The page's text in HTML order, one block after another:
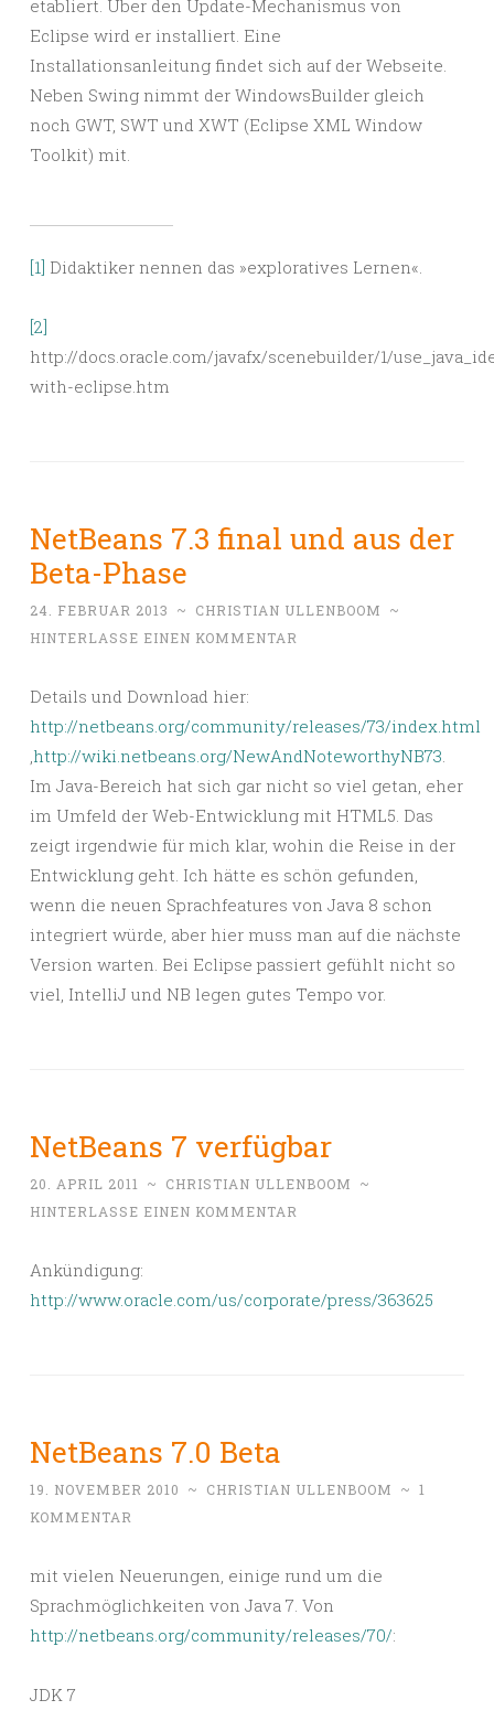
etabliert. Über den Update-Mechanismus von
Eclipse wird er installiert. Eine
Installationsanleitung findet sich auf der Webseite.
Neben Swing nimmt der WindowsBuilder gleich
noch GWT, SWT und XWT (Eclipse XML Window
Toolkit) mit.
[1] Didaktiker nennen das »exploratives Lernen«.
[2]
http://docs.oracle.com/javafx/scenebuilder/1/
with-eclipse.htm
NetBeans 7.3 final und aus der
Beta-Phase
24. FEBRUAR 2013 ~ CHRISTIAN ULLENBOOM
~
HINTERLASSE EINEN KOMMENTAR
Details und Download hier:
http://netbeans.org/community/releases/73/index.html
,http://wiki.netbeans.org/NewAndNoteworthyNB73.
Im Java-Bereich hat sich gar nicht so viel getan, eher
im Umfeld der Web-Entwicklung mit HTML5. Das
zeigt irgendwie für mich klar, wohin die Reise in der
Entwicklung geht. Ich hätte es schön gefunden,
wenn die neuen Sprachfeatures von Java 8 schon
integriert würde, aber hier muss man auf die nächste
Version warten. Bei Eclipse passiert gefühlt nicht so
viel, IntelliJ und NB legen gutes Tempo vor.
NetBeans 7 verfügbar
20. APRIL 2011 ~ CHRISTIAN ULLENBOOM
~
HINTERLASSE EINEN KOMMENTAR
Ankündigung:
http://www.oracle.com/us/corporate/press/363625
NetBeans 7.0 Beta
19. NOVEMBER 2010 ~ CHRISTIAN ULLENBOOM ~ 1
KOMMENTAR
mit vielen Neuerungen, einige rund um die
Sprachmöglichkeiten von Java 7. Von
http://netbeans.org/community/releases/70/:
JDK 7